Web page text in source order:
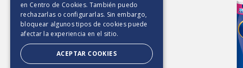
en Centro de Cookies. También puedo
rechazarlas o configurarlas. Sin embargo,
bloquear algunos tipos de cookies puede
afectar la experiencia en el sitio.
ACEPTAR COOKIES